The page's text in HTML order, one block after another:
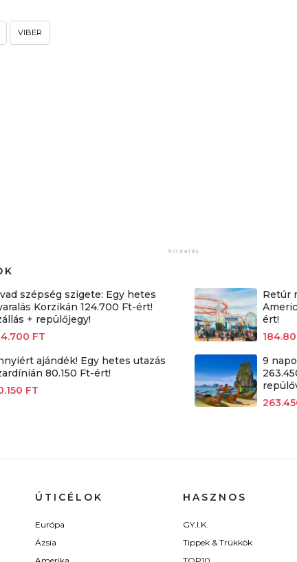
VIBER
szépség szigete: Egy hetes
Korzikán 124.700 Ft-ért!
+ repülőjegy!
FT
Retúr
ért!
ajándék! Egy hetes utazás
80.150 Ft-ért!
FT
9
ÚTICÉLOK
Európa
Ázsia
HASZNOS
GY.I.K.
Tippek & Trükkök